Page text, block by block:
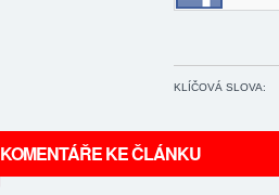
KLÍČOVÁ SLOVA:
KOMENTÁŘE KE ČLÁNKU